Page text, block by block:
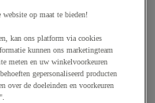
op maat te bieden!
kan ons platform via cookies
kunnen ons marketingteam
meten en uw winkelvoorkeuren
gepersonaliseerd producten
over de doeleinden en voorkeuren